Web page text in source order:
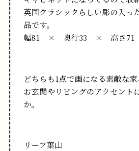
英国クラシックらしい彫の入っ
品です。
幅81 × 奥行33 × 高さ71
どちらも1点で画になる素敵な家
お玄関やリビングのアクセント
か。
リーフ葉山